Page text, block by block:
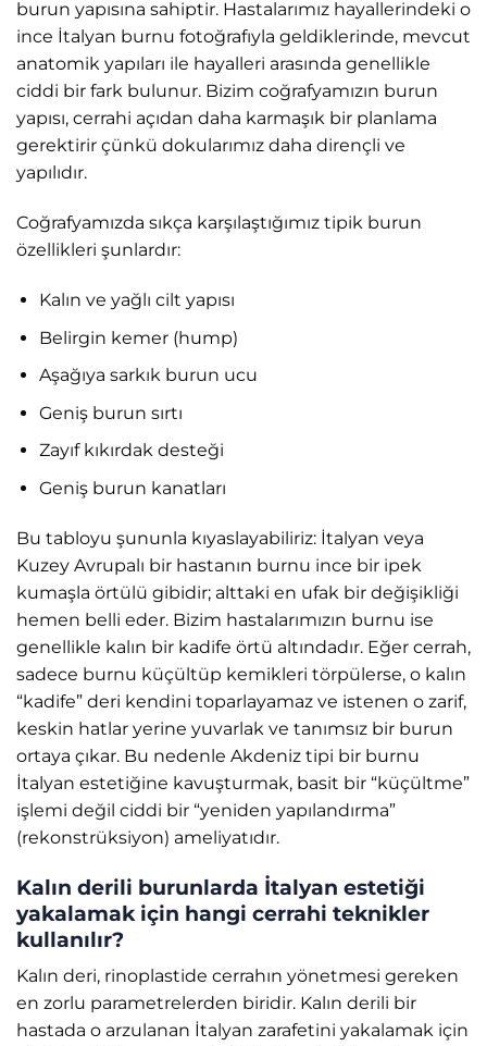
burun yapısına sahiptir. Hastalarımız hayallerindeki o
ince İtalyan burnu fotoğrafıyla geldiklerinde, mevcut
anatomik yapıları ile hayalleri arasında genellikle
ciddi bir fark bulunur. Bizim coğrafyamızın burun
yapısı, cerrahi açıdan daha karmaşık bir planlama
gerektirir çünkü dokularımız daha dirençli ve
yapılıdır.
Coğrafyamızda sıkça karşılaştığımız tipik burun
özellikleri şunlardır:
Kalın ve yağlı cilt yapısı
Belirgin kemer (hump)
Aşağıya sarkık burun ucu
Geniş burun sırtı
Zayıf kıkırdak desteği
Geniş burun kanatları
Bu tabloyu şununla kıyaslayabiliriz: İtalyan veya
Kuzey Avrupalı bir hastanın burnu ince bir ipek
kumaşla örtülü gibidir; alttaki en ufak bir değişikliği
hemen belli eder. Bizim hastalarımızın burnu ise
genellikle kalın bir kadife örtü altındadır. Eğer cerrah,
sadece burnu küçültüp kemikleri törpülerse, o kalın
“kadife” deri kendini toparlayamaz ve istenen o zarif,
keskin hatlar yerine yuvarlak ve tanımsız bir burun
ortaya çıkar. Bu nedenle Akdeniz tipi bir burnu
İtalyan estetiğine kavuşturmak, basit bir “küçültme”
işlemi değil ciddi bir “yeniden yapılandırma”
(rekonstrüksiyon) ameliyatıdır.
Kalın derili burunlarda İtalyan estetiği
yakalamak için hangi cerrahi teknikler
kullanılır?
Kalın deri, rinoplastide cerrahın yönetmesi gereken
en zorlu parametrelerden biridir. Kalın derili bir
hastada o arzulanan İtalyan zarafetini yakalamak için